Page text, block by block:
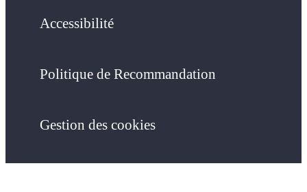
Accessibilité
Politique de Recommandation
Gestion des cookies